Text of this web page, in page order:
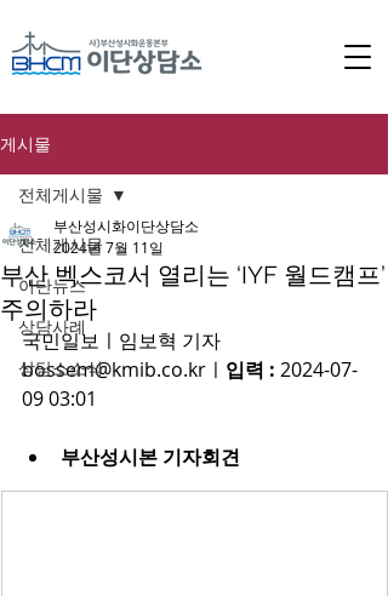
게시물
전체게시물
이단뉴스
상담사례
상담소소식
전체게시물
부산 벡스코서 열리는 ‘IYF 월드캠프’
주의하라
부산성시화이단상담소
2024년 7월 11일
국민일보ㅣ 임보혁 기자
bossem@kmib.co.kr ㅣ 입력 : 2024-07-
09 03:01
부산성시본 기자회견